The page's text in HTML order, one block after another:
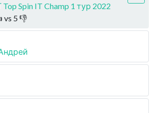
Spin IT Champ 1 тур 2022
vs 5 👎